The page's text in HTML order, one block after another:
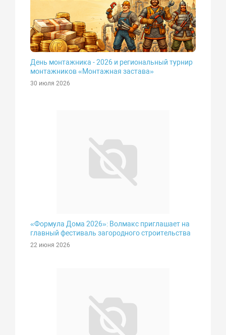
День монтажника - 2026 и региональный турнир
монтажников «Монтажная застава»
30 июля 2026
«Формула Дома 2026»: Волмакс приглашает на
главный фестиваль загородного строительства
22 июня 2026